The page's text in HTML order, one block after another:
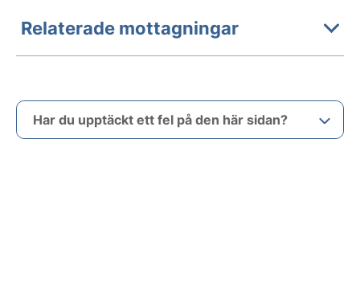
Relaterade mottagningar
Har du upptäckt ett fel på den här sidan?